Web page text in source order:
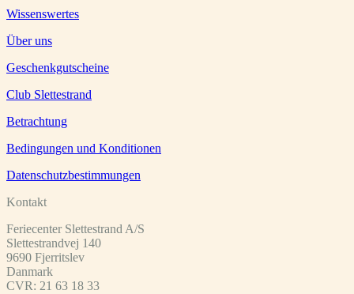
Wissenswertes
Über uns
Geschenkgutscheine
Club Slettestrand
Betrachtung
Bedingungen und Konditionen
Datenschutzbestimmungen
Kontakt
Feriecenter Slettestrand A/S
Slettestrandvej 140
9690 Fjerritslev
Danmark
CVR: 21 63 18 33